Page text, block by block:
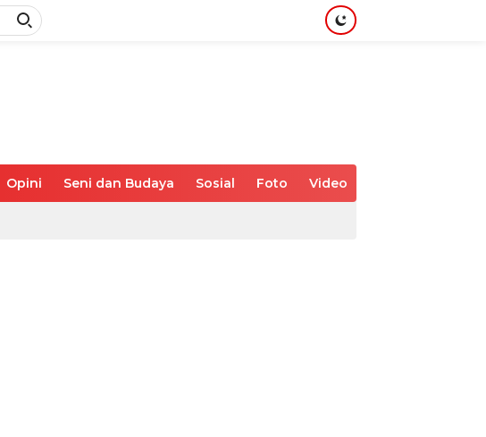
Opini Seni dan Budaya Sosial Foto Video